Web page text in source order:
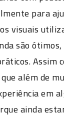
para
visuais
são ótimos,
Assim
além de
em
ainda